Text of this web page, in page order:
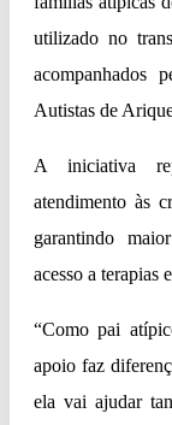
utilizado no
acompanhados
Autistas de
A iniciativa
atendimento às
garantindo
acesso a terapias
“Como pai
apoio faz
ela vai ajudar